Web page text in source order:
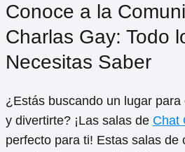
Conoce a la
Charlas Gay: Todo
Necesitas Saber
¿Estás buscando un lugar
y divertirte? ¡Las salas de Chat
perfecto para ti! Estas salas de